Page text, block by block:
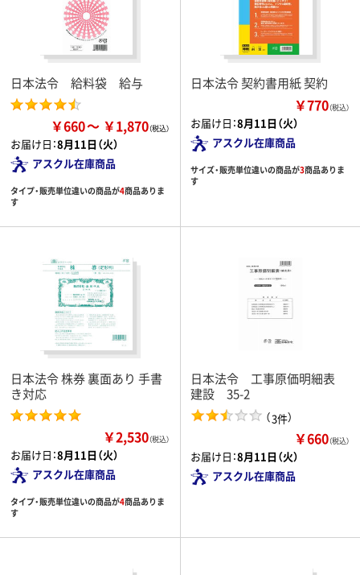
日本法令 給料袋 給与
￥660 ￥1,870
お届け日：8月11日（火）
アスクル在庫商品
タイプ・販売単位違いの商品が4商品ありま
す
日本法令 契約書用紙 契約
￥770（税込）
お届け日：8月11日（火）
アスクル在庫商品
サイズ・販売単位違いの商品が3商品ありま
す
日本法令 株券 裏面あり 手書
き対応
￥2,530（税込）
お届け日：8月11日（火）
アスクル在庫商品
タイプ・販売単位違いの商品が4商品ありま
す
日本法令 工事原価明細表
建設 35-2
（3件）
￥660（税込）
お届け日：8月11日（火）
アスクル在庫商品